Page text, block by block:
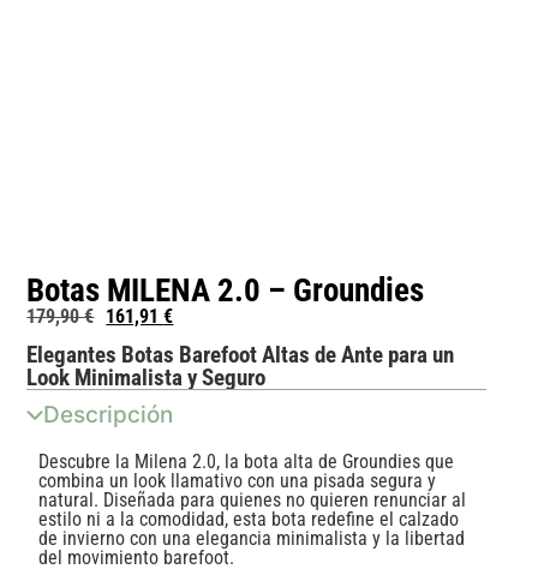
Botas MILENA 2.0 – Groundies
179,90€ 161,91€
Elegantes Botas Barefoot Altas de Ante para un
Look Minimalista y Seguro
Descripción
Descubre la Milena 2.0, la bota alta de Groundies que
combina un look llamativo con una pisada segura y
natural. Diseñada para quienes no quieren renunciar al
estilo ni a la comodidad, esta bota redefine el calzado
de invierno con una elegancia minimalista y la libertad
del movimiento barefoot.